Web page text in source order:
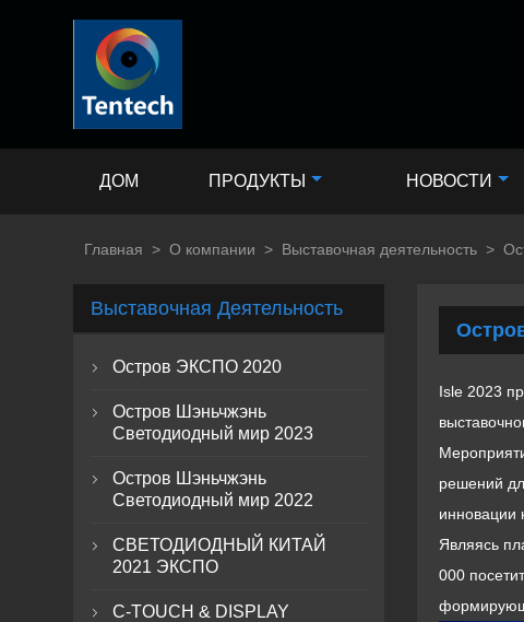
ДОМ ПРОДУКТЫ НОВОСТИ
Главная > О компании > Выставочная деятельность >
Isle 2023
решений
инновации
Являясь
000
Выставочная Деятельность
 Остров ЭКСПО 2020

Остров Шэньчжэнь
Светодиодный мир 2023

Остров Шэньчжэнь
Светодиодный мир 2022

СВЕТОДИОДНЫЙ КИТАЙ
2021 ЭКСПО

C-TOUCH & DISPLAY